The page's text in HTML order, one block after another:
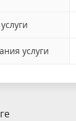
услуги